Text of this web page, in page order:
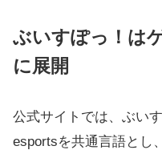
ぶいすぽっ！は
に展開
公式サイトでは、ぶい
esportsを共通言語とし